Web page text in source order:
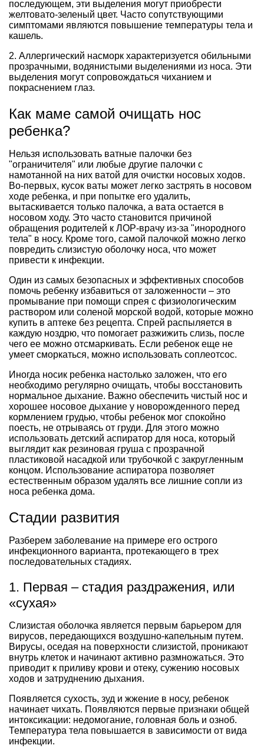
последующем, эти выделения могут приобрести
желтовато-зеленый цвет. Часто сопутствующими
симптомами являются повышение температуры тела и
кашель.
2. Аллергический насморк характеризуется обильными
прозрачными, водянистыми выделениями из носа. Эти
выделения могут сопровождаться чиханием и
покраснением глаз.
Как маме самой очищать нос
ребенка?
Нельзя использовать ватные палочки без
"ограничителя" или любые другие палочки с
намотанной на них ватой для очистки носовых ходов.
Во-первых, кусок ваты может легко застрять в носовом
ходе ребенка, и при попытке его удалить,
вытаскивается только палочка, а вата остается в
носовом ходу. Это часто становится причиной
обращения родителей к ЛОР-врачу из-за "инородного
тела" в носу. Кроме того, самой палочкой можно легко
повредить слизистую оболочку носа, что может
привести к инфекции.
Один из самых безопасных и эффективных способов
помочь ребенку избавиться от заложенности – это
промывание при помощи спрея с физиологическим
раствором или соленой морской водой, которые можно
купить в аптеке без рецепта. Спрей распыляется в
каждую ноздрю, что помогает разжижить слизь, после
чего ее можно отсмаркивать. Если ребенок еще не
умеет сморкаться, можно использовать соплеотсос.
Иногда носик ребенка настолько заложен, что его
необходимо регулярно очищать, чтобы восстановить
нормальное дыхание. Важно обеспечить чистый нос и
хорошее носовое дыхание у новорожденного перед
кормлением грудью, чтобы ребенок мог спокойно
поесть, не отрываясь от груди. Для этого можно
использовать детский аспиратор для носа, который
выглядит как резиновая груша с прозрачной
пластиковой насадкой или трубочкой с закругленным
концом. Использование аспиратора позволяет
естественным образом удалять все лишние сопли из
носа ребенка дома.
Стадии развития
Разберем заболевание на примере его острого
инфекционного варианта, протекающего в трех
последовательных стадиях.
1. Первая – стадия раздражения, или
«сухая»
Слизистая оболочка является первым барьером для
вирусов, передающихся воздушно-капельным путем.
Вирусы, оседая на поверхности слизистой, проникают
внутрь клеток и начинают активно размножаться. Это
приводит к приливу крови и отеку, сужению носовых
ходов и затруднению дыхания.
Появляется сухость, зуд и жжение в носу, ребенок
начинает чихать. Появляются первые признаки общей
интоксикации: недомогание, головная боль и озноб.
Температура тела повышается в зависимости от вида
инфекции.